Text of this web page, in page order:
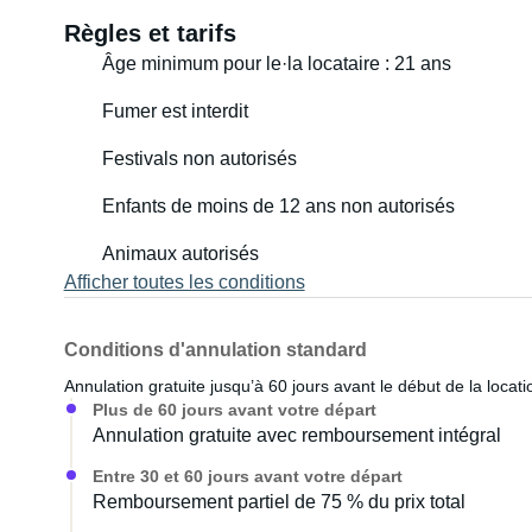
Règles et tarifs
Âge minimum pour le·la locataire : 21 ans
Fumer est interdit
Festivals non autorisés
Enfants de moins de 12 ans non autorisés
Animaux autorisés
Afficher toutes les conditions
Conditions d'annulation standard
Annulation gratuite jusqu’à 60 jours avant le début de la
Plus de 60 jours avant votre départ
Annulation gratuite avec remboursement intégral
Entre 30 et 60 jours avant votre départ
Remboursement partiel de 75 % du prix total